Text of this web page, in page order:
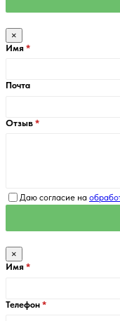
×
Имя
Почта
Отзыв
Даю согласие на
×
Имя
Телефон